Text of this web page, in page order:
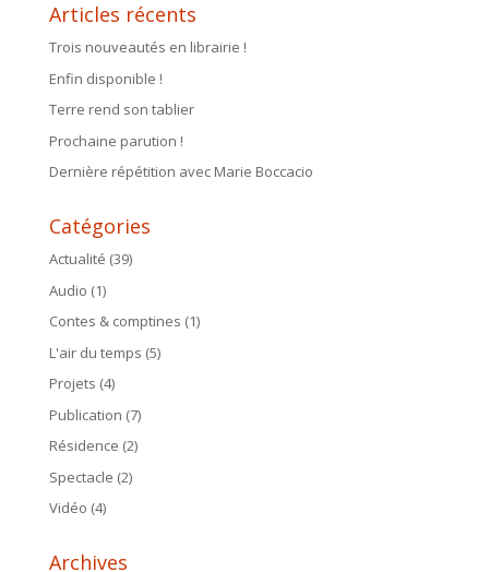
Articles récents
Trois nouveautés en librairie !
Enfin disponible !
Terre rend son tablier
Prochaine parution !
Dernière répétition avec Marie Boccacio
Catégories
Actualité (39)
Audio (1)
Contes & comptines (1)
L'air du temps (5)
Projets (4)
Publication (7)
Résidence (2)
Spectacle (2)
Vidéo (4)
Archives